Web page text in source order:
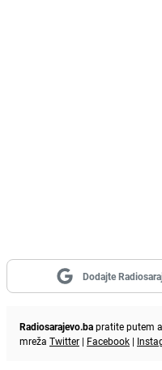
Dodajte
Radiosarajevo.bapratite putem
mreža Twitter | Facebook |